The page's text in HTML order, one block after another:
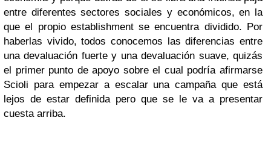
entre diferentes sectores sociales y económicos, en la
que el propio establishment se encuentra dividido. Por
haberlas vivido, todos conocemos las diferencias entre
una devaluación fuerte y una devaluación suave, quizás
el primer punto de apoyo sobre el cual podría afirmarse
Scioli para empezar a escalar una campaña que está
lejos de estar definida pero que se le va a presentar
cuesta arriba.